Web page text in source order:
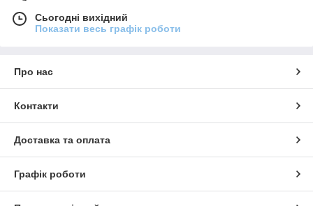
Сьогодні вихідний
Показати весь графік роботи
Про нас
Контакти
Доставка та оплата
Графік роботи